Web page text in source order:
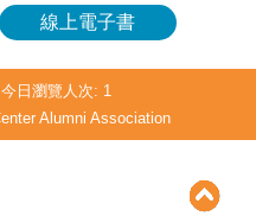
線上電子書
今日瀏覽人次: 1
Alumni Association